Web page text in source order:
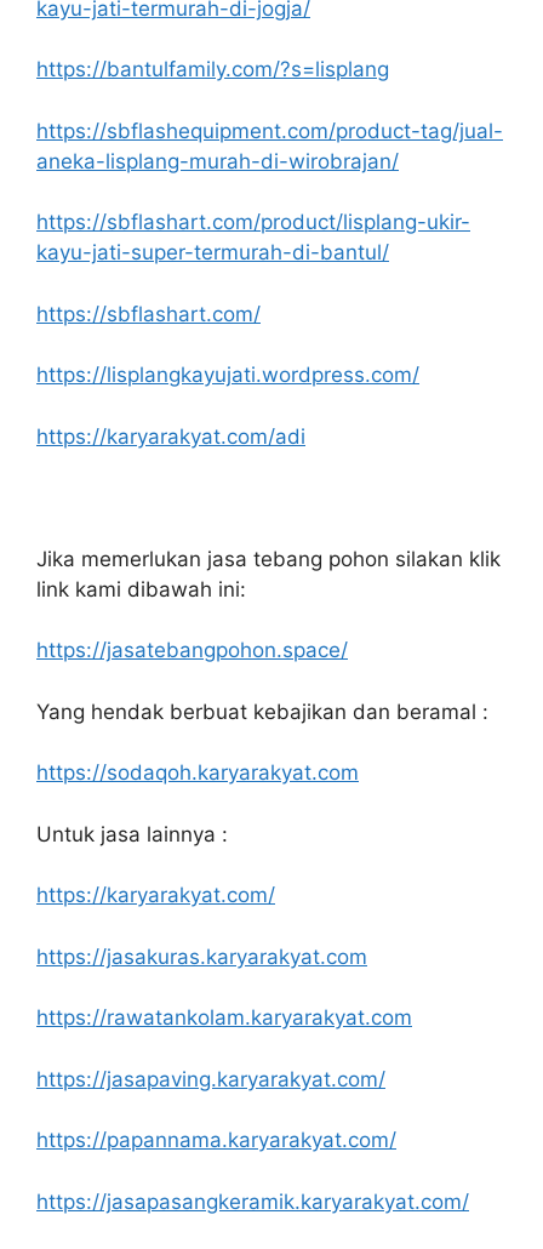
kayu-jati-termurah-di-jogja/
https://bantulfamily.com/?s=lisplang
https://sbflashequipment.com/product-tag/jual-
aneka-lisplang-murah-di-wirobrajan/
https://sbflashart.com/product/lisplang-ukir-
kayu-jati-super-termurah-di-bantul/
https://sbflashart.com/
https://lisplangkayujati.wordpress.com/
https://karyarakyat.com/adi
Jika memerlukan jasa tebang pohon silakan klik
link kami dibawah ini:
https://jasatebangpohon.space/
Yang hendak berbuat kebajikan dan beramal :
https://sodaqoh.karyarakyat.com
Untuk jasa lainnya :
https://karyarakyat.com/
https://jasakuras.karyarakyat.com
https://rawatankolam.karyarakyat.com
https://jasapaving.karyarakyat.com/
https://papannama.karyarakyat.com/
https://jasapasangkeramik.karyarakyat.com/